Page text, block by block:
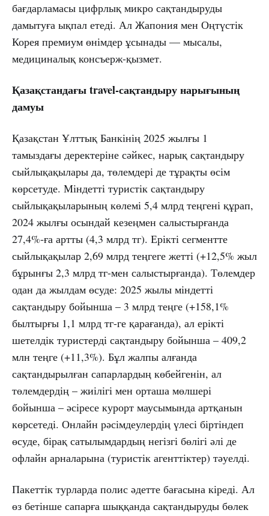
бағдарламасы цифрлық микро сақтандыруды
дамытуға ықпал етеді. Ал Жапония мен Оңтүстік
Корея премиум өнімдер ұсынады — мысалы,
медициналық консъерж-қызмет.
Қазақстандағы travel-сақтандыру нарығының
дамуы
Қазақстан Ұлттық Банкінің 2025 жылғы 1
тамыздағы деректеріне сәйкес, нарық сақтандыру
сыйлықақылары да, төлемдері де тұрақты өсім
көрсетуде. Міндетті туристік сақтандыру
сыйлықақыларының көлемі 5,4 млрд теңгені құрап,
2024 жылғы осындай кезеңмен салыстырғанда
27,4%-ға артты (4,3 млрд тг). Ерікті сегментте
сыйлықақылар 2,69 млрд теңгеге жетті (+12,5% жыл
бұрынғы 2,3 млрд тг-мен салыстырғанда). Төлемдер
одан да жылдам өсуде: 2025 жылы міндетті
сақтандыру бойынша – 3 млрд теңге (+158,1%
былтырғы 1,1 млрд тг-ге қарағанда), ал ерікті
шетелдік туристерді сақтандыру бойынша – 409,2
млн теңге (+11,3%). Бұл жалпы алғанда
сақтандырылған сапарлардың көбейгенін, ал
төлемдердің – жиілігі мен орташа мөлшері
бойынша – әсіресе курорт маусымында артқанын
көрсетеді. Онлайн рәсімдеулердің үлесі біртіндеп
өсуде, бірақ сатылымдардың негізгі бөлігі әлі де
офлайн арналарына (туристік агенттіктер) тәуелді.
Пакеттік турларда полис әдетте бағасына кіреді. Ал
өз бетінше сапарға шыққанда сақтандыруды бөлек